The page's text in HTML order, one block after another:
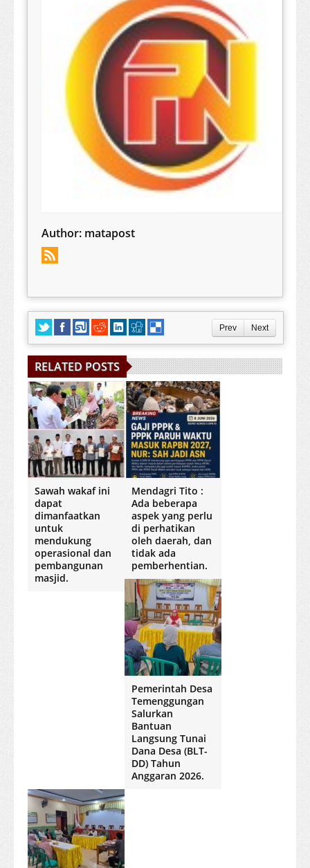
Author: matapost
Prev Next
RELATED POSTS
Sawah wakaf ini
dapat
dimanfaatkan
untuk
mendukung
operasional dan
pembangunan
masjid.
Mendagri Tito :
Ada beberapa
aspek yang perlu
di perhatikan
oleh daerah, dan
tidak ada
pemberhentian.
Pemerintah Desa
Temenggungan
Salurkan
Bantuan
Langsung Tunai
Dana Desa (BLT-
DD) Tahun
Anggaran 2026.